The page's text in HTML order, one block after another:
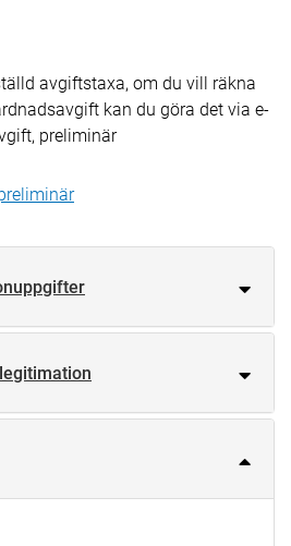
avgiftstaxa, om du vill räkna
kan du göra det via e-
preliminär